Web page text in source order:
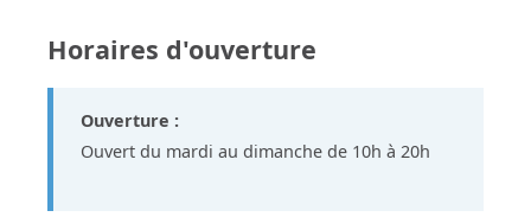
Horaires d'ouverture
Ouverture :
Ouvert du mardi au dimanche de 10h à 20h